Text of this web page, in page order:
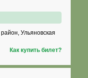
Ульяновская
Как купить билет?